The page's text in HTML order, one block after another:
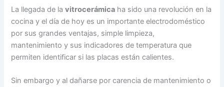
La llegada de lavitrocerámica ha sido una revolución en la
cocina y el día de hoy es un importante electrodoméstico
por sus grandes ventajas, simple limpieza,
mantenimiento y sus indicadores de temperatura que
permiten identificar si las placas están calientes.
Sin embargo y al dañarse por carencia de mantenimiento o